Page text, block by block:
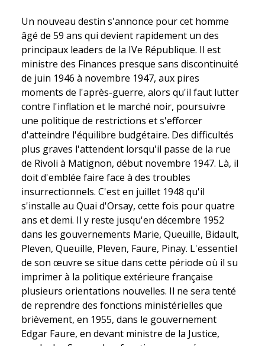
Un nouveau destin s'annonce pour cet homme
âgé de 59 ans qui devient rapidement un des
principaux leaders de la IVe République. Il est
ministre des Finances presque sans discontinuité
de juin 1946 à novembre 1947, aux pires
moments de l'après-guerre, alors qu'il faut lutter
contre l'inflation et le marché noir, poursuivre
une politique de restrictions et s'efforcer
d'atteindre l'équilibre budgétaire. Des difficultés
plus graves l'attendent lorsqu'il passe de la rue
de Rivoli à Matignon, début novembre 1947. Là, il
doit d'emblée faire face à des troubles
insurrectionnels. C'est en juillet 1948 qu'il
s'installe au Quai d'Orsay, cette fois pour quatre
ans et demi. Il y reste jusqu'en décembre 1952
dans les gouvernements Marie, Queuille, Bidault,
Pleven, Queuille, Pleven, Faure, Pinay. L'essentiel
de son œuvre se situe dans cette période où il su
imprimer à la politique extérieure française
plusieurs orientations nouvelles. Il ne sera tenté
de reprendre des fonctions ministérielles que
brièvement, en 1955, dans le gouvernement
Edgar Faure, en devant ministre de la Justice,